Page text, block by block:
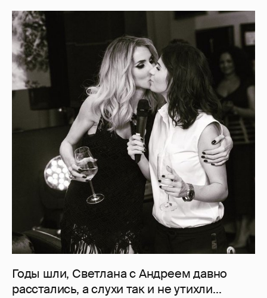
Годы шли, Светлана с Андреем давно
расстались, а слухи так и не утихли...